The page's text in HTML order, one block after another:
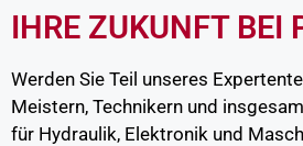
IHRE ZUKUNFT BEI
Werden Sie Teil unseres
Meistern, Technikern und
für Hydraulik, Elektronik und